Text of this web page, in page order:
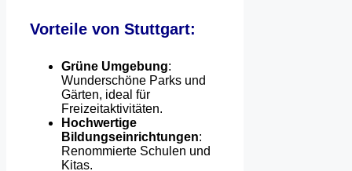
Vorteile von Stuttgart:
Grüne Umgebung:
Wunderschöne Parks und
Gärten, ideal für
Freizeitaktivitäten.
Hochwertige
Bildungseinrichtungen:
Renommierte Schulen und
Kitas.